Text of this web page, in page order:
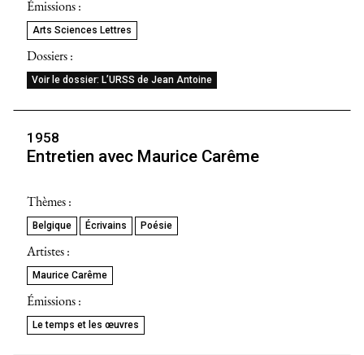
Émissions :
Arts Sciences Lettres
Dossiers :
Voir le dossier: L’URSS de Jean Antoine
1958
Entretien avec Maurice Carême
Thèmes :
Belgique Écrivains Poésie
Artistes :
Maurice Carême
Émissions :
Le temps et les œuvres